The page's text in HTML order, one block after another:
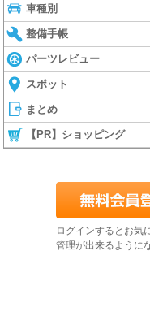
車種別
整備手帳
パーツレビュー
スポット
まとめ
【PR】ショッピング
ログインするとお気
管理が出来るように